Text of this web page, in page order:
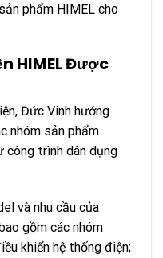
phẩm HIMEL cho
HIMEL Được
Đức Vinh hướng
nhóm sản phẩm
công trình dân dụng
và nhu cầu của
gồm các nhóm
khiển hệ thống điện;